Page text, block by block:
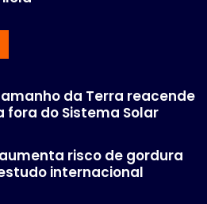
da Terra reacende
fora do Sistema Solar
risco de gordura
internacional